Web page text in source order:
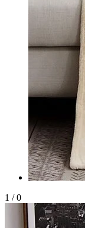
1 / 0